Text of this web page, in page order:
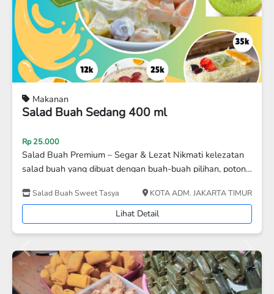
Makanan
Kripik Pisang MANIS
Rp 13.000
Manis Mantoel
Aneka Keripik Mastiah KAB. SERANG
Lihat Detail
Disc 13%
Previous Next